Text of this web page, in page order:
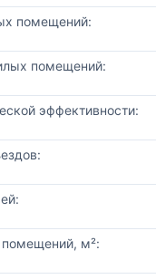
помещений:
помещений:
эффективности:
м²: